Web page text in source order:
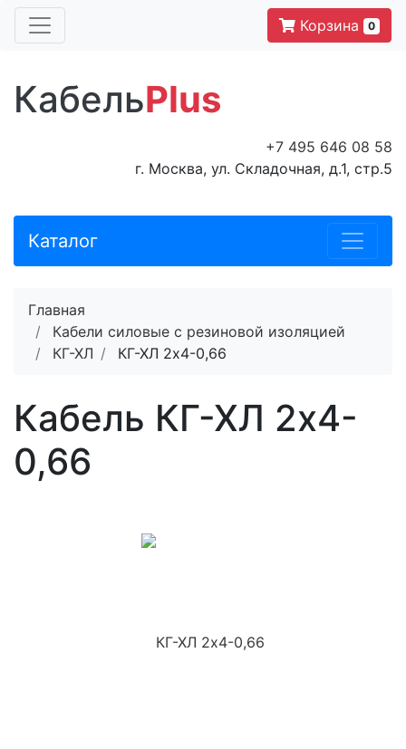
Корзина 0
КабельPlus
+7 495 646 08 58
г. Москва, ул. Складочная, д.1, стр.5
Каталог
Главная
Кабели силовые с резиновой изоляцией
КГ-ХЛ
КГ-ХЛ 2х4-0,66
Кабель КГ-ХЛ 2х4-
0,66